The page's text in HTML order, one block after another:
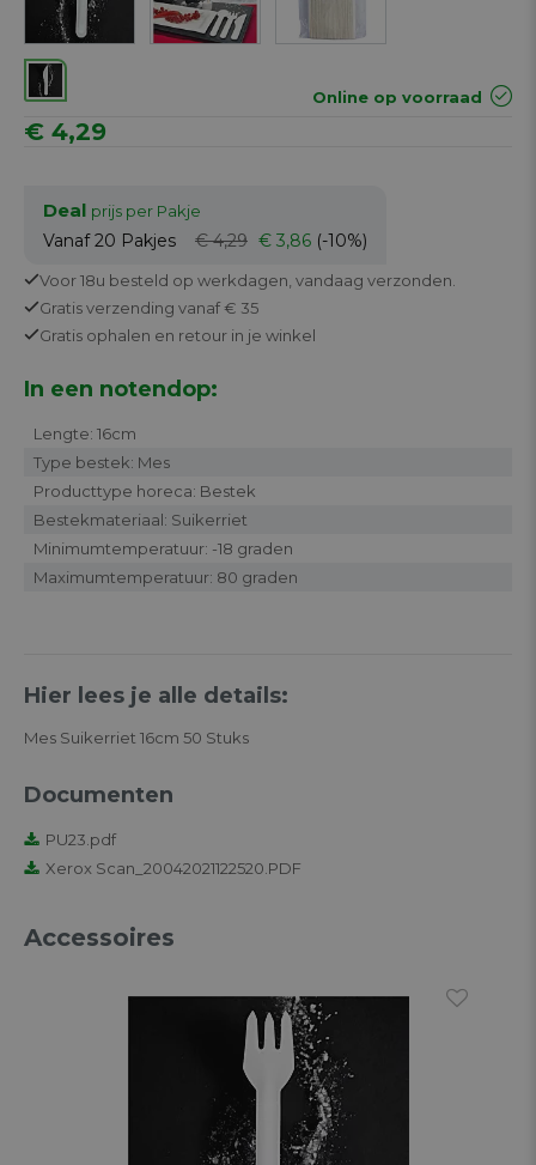
Online op voorraad
€ 4,29
Deal prijs per Pakje
Vanaf 20 Pakjes € 4,29 € 3,86 (-10%)
Voor 18u besteld op werkdagen, vandaag verzonden.
Gratisverzending vanaf € 35
Gratis ophalen en retour in je winkel
In een notendop:
Lengte: 16cm
Type bestek: Mes
Producttype horeca: Bestek
Bestekmateriaal: Suikerriet
Minimumtemperatuur: -18 graden
Maximumtemperatuur: 80 graden
Hier lees je alle details:
Mes Suikerriet 16cm 50 Stuks
Documenten
PU23.pdf
Xerox Scan_20042021122520.PDF
Accessoires